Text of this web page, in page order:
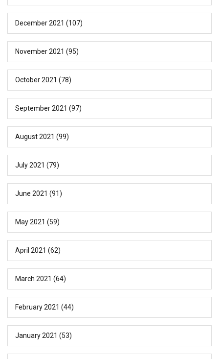
December 2021 (107)
November 2021 (95)
October 2021 (78)
September 2021 (97)
August 2021 (99)
July 2021 (79)
June 2021 (91)
May 2021 (59)
April 2021 (62)
March 2021 (64)
February 2021 (44)
January 2021 (53)